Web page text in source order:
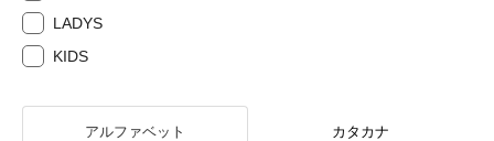
LADYS
KIDS
アルファベット カタカナ